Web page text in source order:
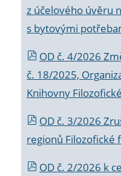
z účelového úvěru
s bytovými
OD č. 4/2026
č. 18/2025,
Knihovny
OD č. 3/2026
regionů Filozofické
OD č. 2/2026 k